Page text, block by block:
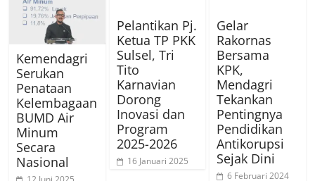
Kemendagri
Serukan
Penataan
Kelembagaan
BUMD Air
Minum
Secara
Nasional
Pelantikan Pj.
Ketua TP PKK
Sulsel, Tri
Tito
Karnavian
Dorong
Inovasi dan
Program
2025-2026
16 Januari 2025
Gelar
Rakornas
Bersama
KPK,
Mendagri
Tekankan
Pentingnya
Pendidikan
Antikorupsi
Sejak Dini
6 Februari 2024